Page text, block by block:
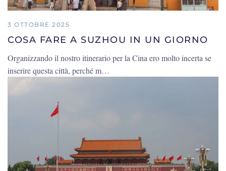
3 OTTOBRE 2025
COSA FARE A SUZHOU IN UN GIORNO
Organizzando il nostro itinerario per la Cina ero molto incerta se
inserire questa città, perché m…